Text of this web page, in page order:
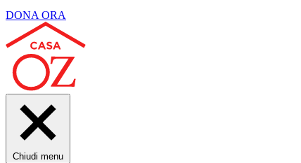
DONA ORA
Chiudi menu